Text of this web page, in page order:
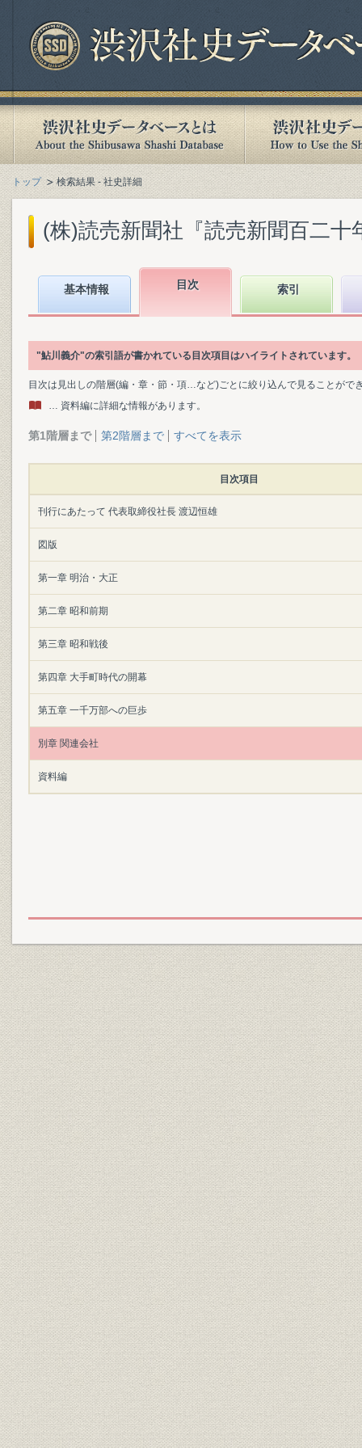
トップ 検索結果 - 社史詳細
(株)読売新聞社『読売新聞百二十
基本情報 目次 索引
"鮎川義介"の索引語が書かれている目次項目はハイライトされています。
目次は見出しの階層(編・章・節・項…など)ごとに絞り込んで見ることがで
… 資料編に詳細な情報があります。
第1階層まで 第2階層まで すべてを表示
目次項目
刊行にあたって 代表取締役社長 渡辺恒雄
図版
第一章 明治・大正
第二章 昭和前期
第三章 昭和戦後
第四章 大手町時代の開幕
第五章 一千万部への巨歩
別章 関連会社
資料編